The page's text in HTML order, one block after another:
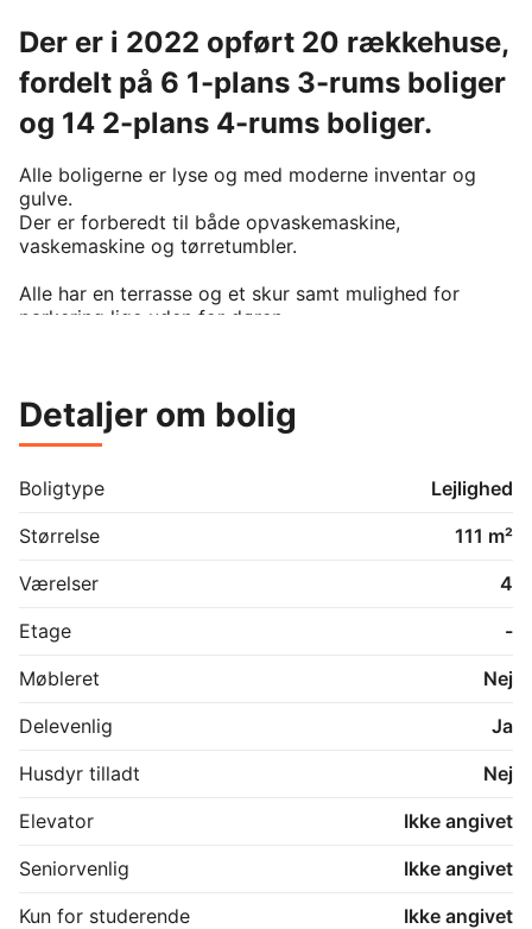
Der er i 2022 opført 20 rækkehuse,
fordelt på 6 1-plans 3-rums boliger
og 14 2-plans 4-rums boliger.
Alle boligerne er lyse og med moderne inventar og
gulve.
Der er forberedt til både opvaskemaskine,
vaskemaskine og tørretumbler.
Alle har en terrasse og et skur samt mulighed for
parkering lige uden for døren.
Boligerne i 1 plan er ældre- og handicapvenlige.
Der er lade stander fra Clever, hvor beboerne selv skal
bestille et abonnement hos Clever.
Detaljer om bolig
Boligtype
Lejlighed
Størrelse
111 m²
Værelser
4
Etage
-
Møbleret
Nej
Delevenlig
Ja
Husdyr tilladt
Nej
Elevator
Ikke angivet
Seniorvenlig
Ikke angivet
Kun for studerende
Ikke angivet